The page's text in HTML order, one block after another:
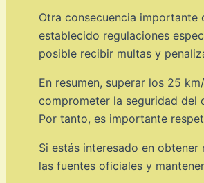
Otra consecuencia importante
establecido regulaciones
posible recibir multas y
En resumen, superar los 25
comprometer la seguridad del
Por tanto, es importante
Si estás interesado en
las fuentes oficiales y